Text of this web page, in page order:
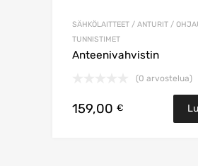
SÄHKÖLAITTEET / ANTURIT /
TUNNISTIMET
Anteenivahvistin
(0 arvostelua)
159,00 €